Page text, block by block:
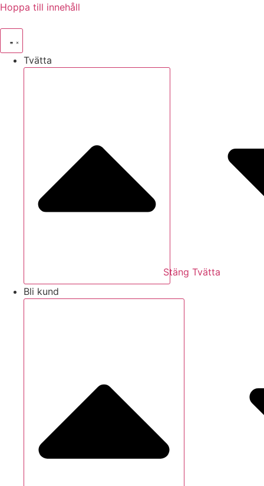
Hoppa till innehåll
Tvätta
Stäng Tvätta
Bli kund